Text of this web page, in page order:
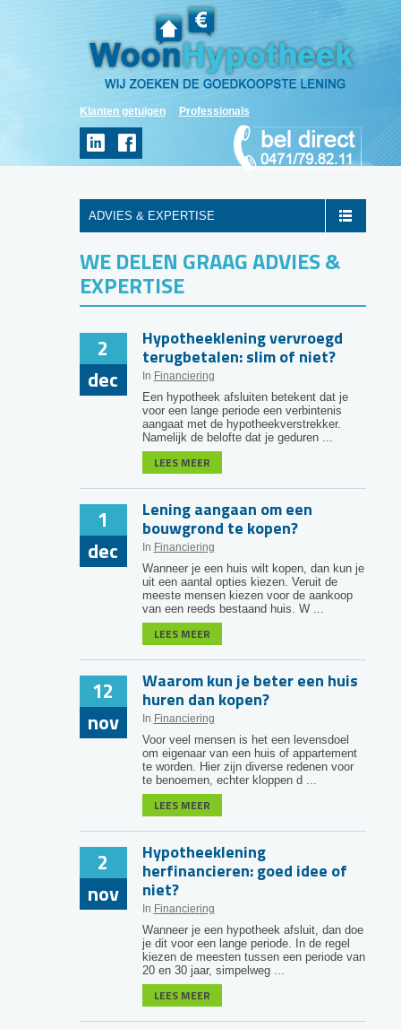
Klanten getuigen Professionals
ADVIES & EXPERTISE
WE DELEN GRAAG ADVIES &
EXPERTISE
2
dec
Hypotheeklening vervroegd
terugbetalen: slim of niet?
In Financiering
Een hypotheek afsluiten betekent dat je
voor een lange periode een verbintenis
aangaat met de hypotheekverstrekker.
Namelijk de belofte dat je geduren ...
LEES MEER
1
dec
Lening aangaan om een
bouwgrond te kopen?
In Financiering
Wanneer je een huis wilt kopen, dan kun je
uit een aantal opties kiezen. Veruit de
meeste mensen kiezen voor de aankoop
van een reeds bestaand huis. W ...
LEES MEER
12
nov
Waarom kun je beter een huis
huren dan kopen?
In Financiering
Voor veel mensen is het een levensdoel
om eigenaar van een huis of appartement
te worden. Hier zijn diverse redenen voor
te benoemen, echter kloppen d ...
LEES MEER
2
nov
Hypotheeklening
herfinancieren: goed idee of
niet?
In Financiering
Wanneer je een hypotheek afsluit, dan doe
je dit voor een lange periode. In de regel
kiezen de meesten tussen een periode van
20 en 30 jaar, simpelweg ...
LEES MEER